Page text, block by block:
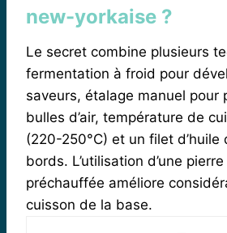
new-yorkaise ?
Le secret combine plusieurs
fermentation à froid pour
saveurs, étalage manuel pour
bulles d’air, température de
(220-250°C) et un filet d’huile
bords. L’utilisation d’une
préchauffée améliore
cuisson de la base.